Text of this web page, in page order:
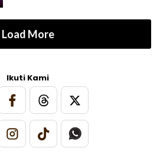
Load More
Ikuti Kami